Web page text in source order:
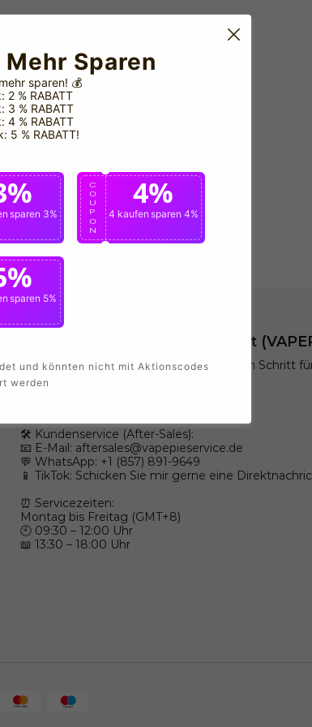
📞 Offizieller Kontakt & Support
Falls Sie Fragen haben, sind wir bei jedem Schritt
🛠️ Kundenservice (After-Sales):
📧 E-Mail: aftersales@vapepieservice.de
💬 WhatsApp: +1 (857) 891-9649
📱 TikTok: Schicken Sie mir gerne eine
⏰ Servicezeiten:
Montag bis Freitag (GMT+8)
🕙 09:30 – 12:00 Uhr
📖 13:30 – 18:00 Uhr
Sparen
sparen! 💰
2 % RABATT
3 % RABATT
4 % RABATT
5 % RABATT!
sparen 3%
C
O
U
P
O
N
4%
4 kaufen sparen 4%
sparen 5%
und könnten nicht mit Aktionscodes
werden